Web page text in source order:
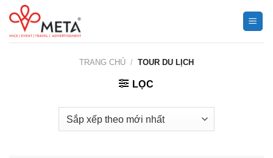
Chuyển
đến
nội
TRANG CHỦ / TOUR DU LỊCH
LỌC